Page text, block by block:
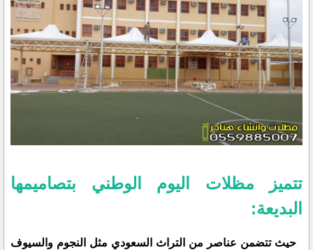
تتميز مظلات اليوم الوطني بتصاميمها
البديعة:
حيث تتضمن عناصر من التراث السعودي مثل النجوم والسيوف